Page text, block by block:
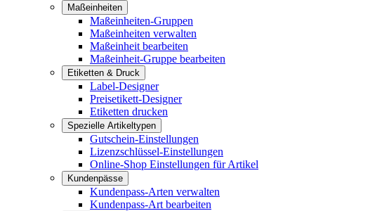
Maßeinheiten
Maßeinheiten-Gruppen
Maßeinheiten verwalten
Maßeinheit bearbeiten
Maßeinheit-Gruppe bearbeiten
Etiketten & Druck
Label-Designer
Preisetikett-Designer
Etiketten drucken
Spezielle Artikeltypen
Gutschein-Einstellungen
Lizenzschlüssel-Einstellungen
Online-Shop Einstellungen für Artikel
Kundenpässe
Kundenpass-Arten verwalten
Kundenpass-Art bearbeiten